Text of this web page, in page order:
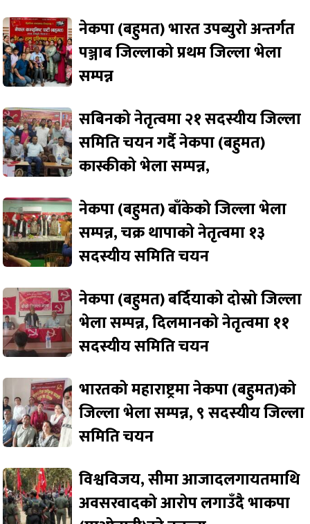
नेकपा (बहुमत) भारत उपब्युरो अन्तर्गत
पञ्जाब जिल्लाको प्रथम जिल्ला भेला
सम्पन्न
सबिनको नेतृत्वमा २१ सदस्यीय जिल्ला
समिति चयन गर्दै नेकपा (बहुमत)
कास्कीको भेला सम्पन्न,
नेकपा (बहुमत) बाँकेको जिल्ला भेला
सम्पन्न, चक्र थापाको नेतृत्वमा १३
सदस्यीय समिति चयन
नेकपा (बहुमत) बर्दियाको दोस्रो जिल्ला
भेला सम्पन्न, दिलमानको नेतृत्वमा ११
सदस्यीय समिति चयन
भारतको महाराष्ट्रमा नेकपा (बहुमत)को
जिल्ला भेला सम्पन्न, ९ सदस्यीय जिल्ला
समिति चयन
विश्वविजय, सीमा आजादलगायतमाथि
अवसरवादको आरोप लगाउँदै भाकपा